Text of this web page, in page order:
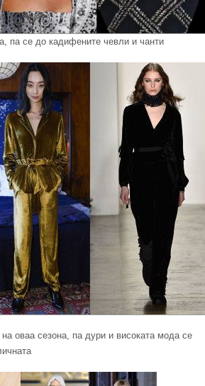
па се до кадифените чевли и чанти
оваа сезона, па дури и високата мода се